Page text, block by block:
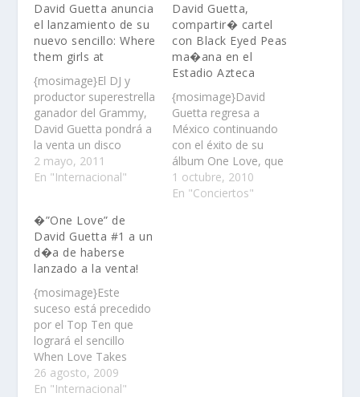
David Guetta anuncia
el lanzamiento de su
nuevo sencillo: Where
them girls at
{mosimage}El DJ y
productor superestrella
ganador del Grammy,
David Guetta pondrá a
la venta un disco
completamente nuevo
este verano……
2 mayo, 2011
En "Internacional"
David Guetta,
compartir� cartel
con Black Eyed Peas
ma�ana en el
Estadio Azteca
{mosimage}David
Guetta regresa a
México continuando
con el éxito de su
álbum One Love, que
permaneció un año en
el top 15 de ventas a
1 octubre, 2010
En "Conciertos"
�”One Love” de
David Guetta #1 a un
d�a de haberse
lanzado a la venta!
{mosimage}Este
suceso está precedido
por el Top Ten que
logrará el sencillo
When Love Takes
Over al inicio de esta
semana……
26 agosto, 2009
En "Internacional"